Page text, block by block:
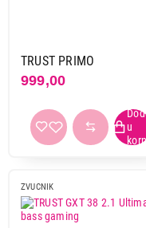
TRUST PRIMO
999,00
ZVUCNIK